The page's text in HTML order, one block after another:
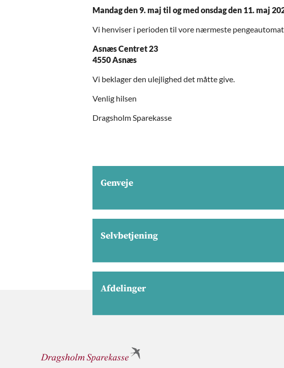
Mandag den 9. maj til og med onsdag den 11. maj
Vi henviser i perioden til vore nærmeste
Asnæs Centret 23
4550 Asnæs
Vi beklager den ulejlighed det måtte give.
Venlig hilsen
Dragsholm Sparekasse
Genveje
Selvbetjening
Afdelinger